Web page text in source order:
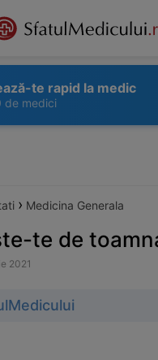
te rapid la medic
de medici
› Medicina Generala
te de
2021